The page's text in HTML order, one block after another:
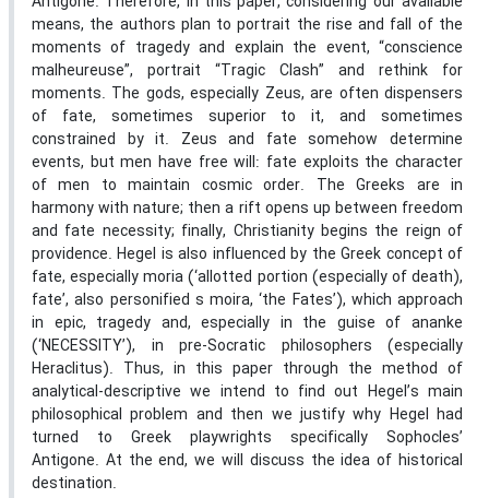
means, the authors plan to portrait the rise and fall of the
moments of tragedy and explain the event, “conscience
malheureuse”, portrait “Tragic Clash” and rethink for
moments. The gods, especially Zeus, are often dispensers
of fate, sometimes superior to it, and sometimes
constrained by it. Zeus and fate somehow determine
events, but men have free will: fate exploits the character
of men to maintain cosmic order. The Greeks are in
harmony with nature; then a rift opens up between freedom
and fate necessity; finally, Christianity begins the reign of
providence. Hegel is also influenced by the Greek concept of
fate, especially moria (‘allotted portion (especially of death),
fate’, also personified s moira, ‘the Fates’), which approach
in epic, tragedy and, especially in the guise of ananke
(‘NECESSITY’), in pre-Socratic philosophers (especially
Heraclitus). Thus, in this paper through the method of
analytical-descriptive we intend to find out Hegel’s main
philosophical problem and then we justify why Hegel had
turned to Greek playwrights specifically Sophocles’
Antigone. At the end, we will discuss the idea of historical
destination.